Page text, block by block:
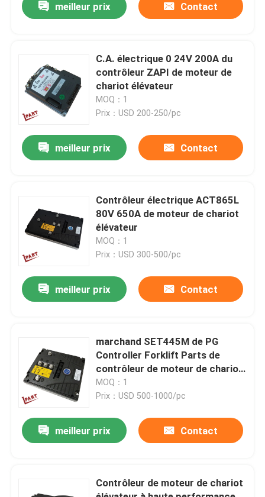
Maison
Vidéos
Au sujet de nous
Visite d'usine
Contrôle de qualité
Contactez-nous
Nouvelles
Pièces de batterie de chariot élévateur
meilleur prix Contact
C.A. électrique 0 24V 200A du
contrôleur ZAPI de moteur de
chariot élévateur
MOQ：1
Prix：USD 200-250/pc
meilleur prix Contact
Contrôleur électrique ACT865L
80V 650A de moteur de chariot
élévateur
MOQ：1
Prix：USD 300-500/pc
meilleur prix Contact
marchand SET445M de PG
Controller Forklift Parts de
contrôleur de moteur de chariot
élévateur de 48V 450A
MOQ：1
Prix：USD 500-1000/pc
meilleur prix Contact
Contrôleur de moteur de chariot